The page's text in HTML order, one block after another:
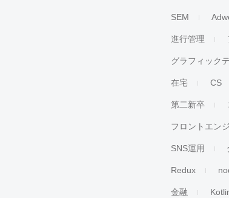
SEM
進行管理
グラフィック
在宅 CS
第二新卒
フロントエン
SNS運用
Redux
金融